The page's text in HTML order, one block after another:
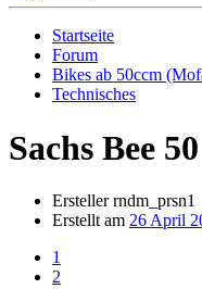
Startseite
Forum
Bikes ab 50ccm
Technisches
Sachs Bee
Erstellerrndm_prsn1
Erstellt am 26 April
1
2